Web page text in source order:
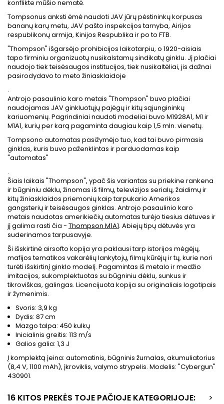
konflikte mūšio nematė.
Tompsonus anksti ėmė naudoti JAV jūrų pėstininkų korpusas
bananų karų metu, JAV pašto inspekcijos tarnyba, Airijos
respublikonų armija, Kinijos Respublika ir po to FTB.
"Thompson" išgarsėjo prohibicijos laikotarpiu, o 1920-aisiais
tapo firminiu organizuotų nusikalstamų sindikatų ginklu. Jį plačiai
naudojo tiek teisėsaugos institucijos, tiek nusikaltėliai, jis dažnai
pasirodydavo to meto žiniasklaidoje
.
Antrojo pasaulinio karo metais "Thompson" buvo plačiai
naudojamas JAV ginkluotųjų pajėgų ir kitų sąjungininkų
kariuomenių. Pagrindiniai naudoti modeliai buvo M1928A1, M1 ir
M1A1, kurių per karą pagaminta daugiau kaip 1,5 mln. vienetų.
Tompsono automatas pasižymėjo tuo, kad tai buvo pirmasis
ginklas, kuris buvo paženklintas ir parduodamas kaip
"automatas"
.
Šiais laikais "Thompson", ypač šis variantas su priekine rankena
ir būgniniu dėklu, žinomas iš filmų, televizijos serialų, žaidimų ir
kitų žiniasklaidos priemonių kaip tarpukario Amerikos
gangsterių ir teisėsaugos ginklas. Antrojo pasaulinio karo
metais naudotas amerikiečių automatas turėjo tiesius dėtuves ir
jį galima rasti čia - Thompson M1A1. Abiejų tipų dėtuvės yra
suderinamos tarpusavyje.
Ši išskirtinė airsofto kopija yra paklausi tarp istorijos mėgėjų,
mafijos tematikos vakarėlių lankytojų, filmų kūrėjų ir tų, kurie nori
turėti išskirtinį ginklo modelį. Pagamintas iš metalo ir medžio
imitacijos, sukomplektuotas su būgniniu dėklu, sunkus ir
tikroviškas, galingas. Licencijuota kopija su originaliais logotipais
ir žymenimis.
Svoris: 3,9 kg
Dydis: 87 cm
Mazgo talpa: 450 kulkų
Inicialinis greitis: 113 m/s
Galios galia: 1,3 J
Į komplektą įeina: automatinis, būgninis žurnalas, akumuliatorius
(8,4 V, 1100 mAh), įkroviklis, valymo strypelis. Modelis: "Cybergun"
430901.
16 KITOS PREKĖS TOJE PAČIOJE KATEGORIJOJE:
>